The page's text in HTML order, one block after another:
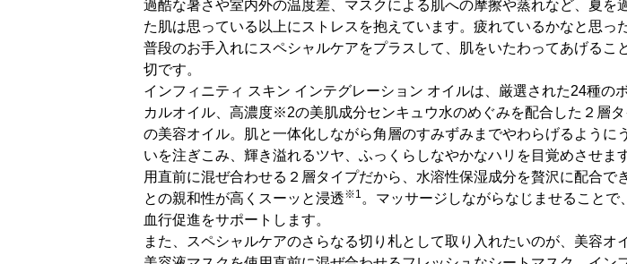
過酷な暑さや室内外の温度差、マスクによる肌への摩擦や蒸れなど、夏を
た肌は思っている以上にストレスを抱えています。疲れているかなと思った
普段のお手入れにスペシャルケアをプラスして、肌をいたわってあげるこ
切です。
インフィニティ スキン インテグレーション オイルは、厳選された24種の
カルオイル、高濃度※2の美肌成分センキュウ水のめぐみを配合した２層
の美容オイル。肌と一体化しながら角層のすみずみまでやわらげるように
いを注ぎこみ、輝き溢れるツヤ、ふっくらしなやかなハリを目覚めさせま
用直前に混ぜ合わせる２層タイプだから、水溶性保湿成分を贅沢に配合で
との親和性が高くスーッと浸透※1 。マッサージしながらなじませることで
血行促進をサポートします。
また、スペシャルケアのさらなる切り札として取り入れたいのが、美容オ